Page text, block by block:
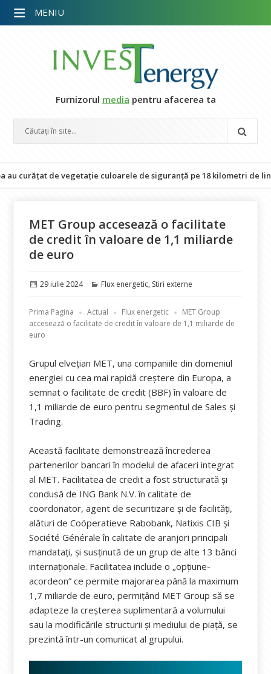
Furnizorul media pentru afacerea ta
de vegetație culoarele de siguranță pe 18 kilometri de linie
MET Group accesează o facilitate
de credit în valoare de 1,1 miliarde
de euro
Publicat
29 iulie 2024 Categorii
Flux energetic, Stiri externe
Prima Pagina Actual Flux energetic
MET Group
accesează o facilitate de credit în valoare de 1,1 miliarde de
euro
Grupul elvețian MET, una companiile din domeniul
energiei cu cea mai rapidă creștere din Europa, a
semnat o facilitate de credit (BBF) în valoare de
1,1 miliarde de euro pentru segmentul de Sales și
Trading.
Această facilitate demonstrează încrederea
partenerilor bancari în modelul de afaceri integrat
al MET. Facilitatea de credit a fost structurată și
condusă de ING Bank N.V. în calitate de
coordonator, agent de securitizare și de facilități,
alături de Coöperatieve Rabobank, Natixis CIB și
Société Générale în calitate de aranjori principali
mandatați, și susținută de un grup de alte 13 bănci
internaționale. Facilitatea include o „opțiune-
acordeon” ce permite majorarea până la maximum
1,7 miliarde de euro, permițând MET Group să se
adapteze la creșterea suplimentară a volumului
sau la modificările structurii și mediului de piață, se
prezintă într-un comunicat al grupului.
MENIU